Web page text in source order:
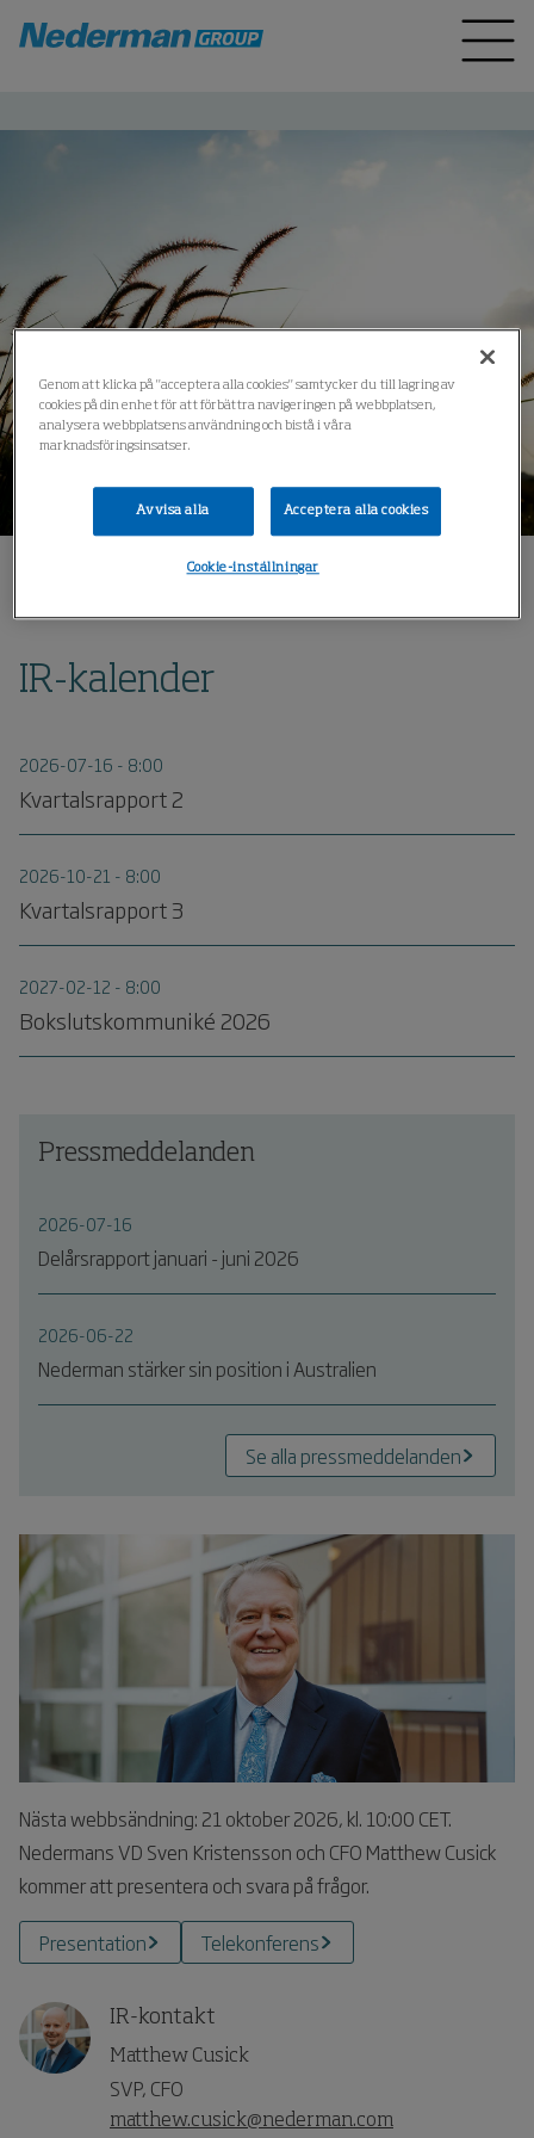
IR-kalender
2026-07-16 - 8:00
Kvartalsrapport 2
2026-10-21 - 8:00
Kvartalsrapport 3
2027-02-12 - 8:00
Bokslutskommuniké 2026
Pressmeddelanden
2026-07-16
Delårsrapport januari - juni 2026
2026-06-22
Nederman stärker sin position i Australien
Se alla pressmeddelanden
Nästa webbsändning: 21 oktober 2026, kl. 10:00 CET.
Nedermans VD Sven Kristensson och CFO Matthew Cusick
kommer att presentera och svara på frågor.
Presentation
Telekonferens
IR-kontakt
Matthew Cusick
SVP, CFO
matthew.cusick@nederman.com
Genom att klicka på "acceptera alla cookies" samtycker du till lagring av
cookies på din enhet för att förbättra navigeringen på webbplatsen,
analysera webbplatsens användning och bistå i våra
marknadsföringsinsatser.
Avvisa alla Acceptera alla cookies
Cookie-inställningar